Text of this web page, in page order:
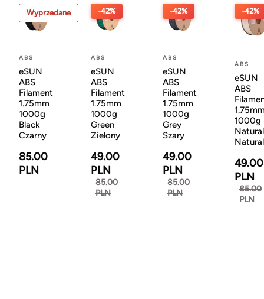
Wyprzedane
ABS
eSUN
ABS
Filament
1.75mm
1000g
Black
Czarny
85.00
PLN
-42%
ABS
eSUN
ABS
Filament
1.75mm
1000g
Green
Zielony
49.00
PLN
85.00
PLN
-42%
ABS
eSUN
ABS
Filament
1.75mm
1000g
Grey
Szary
49.00
PLN
85.00
PLN
-42%
ABS
eSUN
ABS
1000g
Natural
49.00
PLN
85.00
PLN